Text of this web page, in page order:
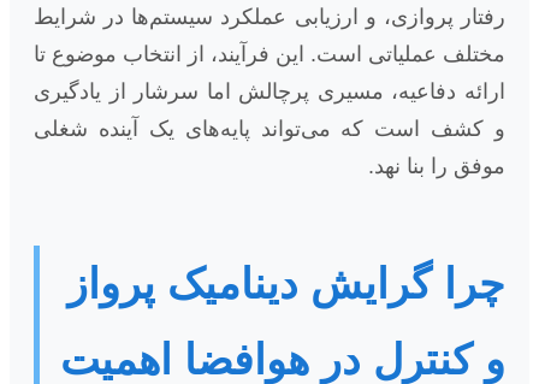
رفتار پروازی، و ارزیابی عملکرد سیستم‌ها در شرایط
مختلف عملیاتی است. این فرآیند، از انتخاب موضوع تا
ارائه دفاعیه، مسیری پرچالش اما سرشار از یادگیری
و کشف است که می‌تواند پایه‌های یک آینده شغلی
موفق را بنا نهد.
چرا گرایش دینامیک پرواز
و کنترل در هوافضا اهمیت